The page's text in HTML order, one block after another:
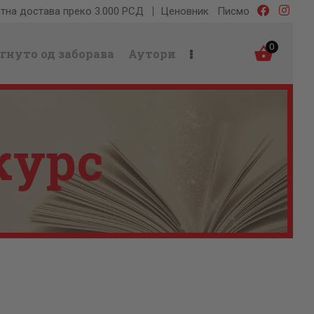
достава преко 3.000 РСД Ценовник Писмо
од заборава Аутори 0